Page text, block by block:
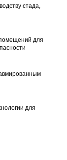
стада,
для
для